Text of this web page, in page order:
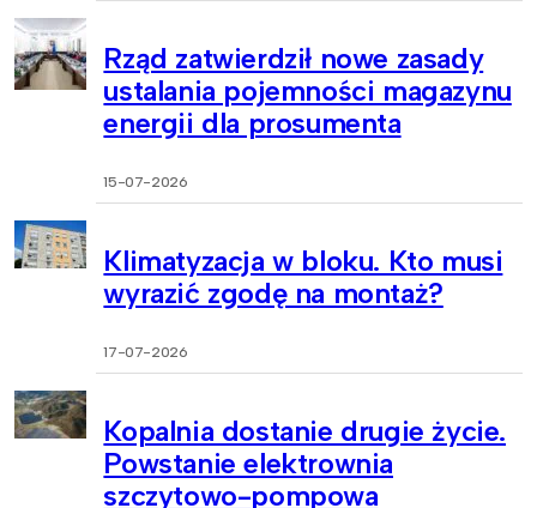
Rząd zatwierdził nowe zasady
ustalania pojemności magazynu
energii dla prosumenta
15-07-2026
Klimatyzacja w bloku. Kto musi
wyrazić zgodę na montaż?
17-07-2026
Kopalnia dostanie drugie życie.
Powstanie elektrownia
szczytowo-pompowa